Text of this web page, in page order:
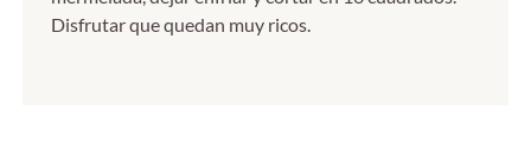
Disfrutar que quedan muy ricos.